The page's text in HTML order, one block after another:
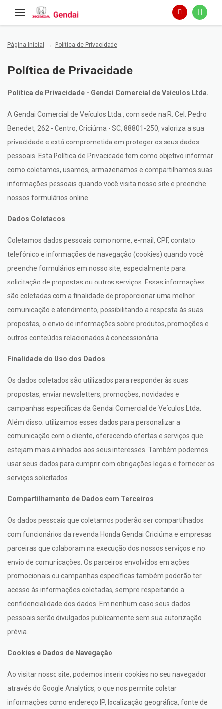
Página Inicial Política de Privacidade
Política de Privacidade
Política de Privacidade - Gendai Comercial de Veículos Ltda.
A Gendai Comercial de Veículos Ltda., com sede na R. Cel. Pedro
Benedet, 262 - Centro, Criciúma - SC, 88801-250, valoriza a sua
privacidade e está comprometida em proteger os seus dados
pessoais. Esta Política de Privacidade tem como objetivo informar
como coletamos, usamos, armazenamos e compartilhamos suas
informações pessoais quando você visita nosso site e preenche
nossos formulários online.
Dados Coletados
Coletamos dados pessoais como nome, e-mail, CPF, contato
telefônico e informações de navegação (cookies) quando você
preenche formulários em nosso site, especialmente para
solicitação de propostas ou outros serviços. Essas informações
são coletadas com a finalidade de proporcionar uma melhor
comunicação e atendimento, possibilitando a resposta às suas
propostas, o envio de informações sobre produtos, promoções e
outros conteúdos relacionados à concessionária.
Finalidade do Uso dos Dados
Os dados coletados são utilizados para responder às suas
propostas, enviar newsletters, promoções, novidades e
campanhas específicas da Gendai Comercial de Veículos Ltda.
Além disso, utilizamos esses dados para personalizar a
comunicação com o cliente, oferecendo ofertas e serviços que
estejam mais alinhados aos seus interesses. Também podemos
usar seus dados para cumprir com obrigações legais e fornecer os
serviços solicitados.
Compartilhamento de Dados com Terceiros
Os dados pessoais que coletamos poderão ser compartilhados
com funcionários da revenda Honda Gendai Criciúma e empresas
parceiras que colaboram na execução dos nossos serviços e no
envio de comunicações. Os parceiros envolvidos em ações
promocionais ou campanhas específicas também poderão ter
acesso às informações coletadas, sempre respeitando a
confidencialidade dos dados. Em nenhum caso seus dados
pessoais serão divulgados publicamente sem sua autorização
prévia.
Cookies e Dados de Navegação
Ao visitar nosso site, podemos inserir cookies no seu navegador
através do Google Analytics, o que nos permite coletar
informações como endereço IP, localização geográfica, fonte de